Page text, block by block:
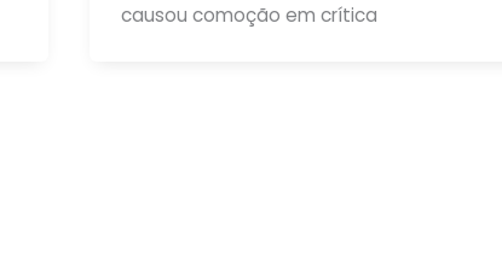
causou comoção em crítica